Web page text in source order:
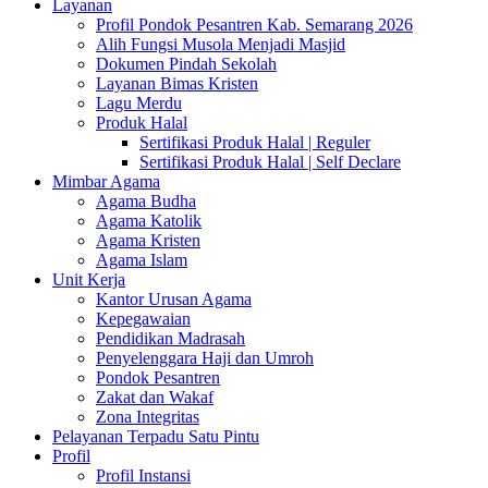
Layanan
Profil Pondok Pesantren Kab. Semarang 2026
Alih Fungsi Musola Menjadi Masjid
Dokumen Pindah Sekolah
Layanan Bimas Kristen
Lagu Merdu
Produk Halal
Sertifikasi Produk Halal | Reguler
Sertifikasi Produk Halal | Self Declare
Mimbar Agama
Agama Budha
Agama Katolik
Agama Kristen
Agama Islam
Unit Kerja
Kantor Urusan Agama
Kepegawaian
Pendidikan Madrasah
Penyelenggara Haji dan Umroh
Pondok Pesantren
Zakat dan Wakaf
Zona Integritas
Pelayanan Terpadu Satu Pintu
Profil
Profil Instansi